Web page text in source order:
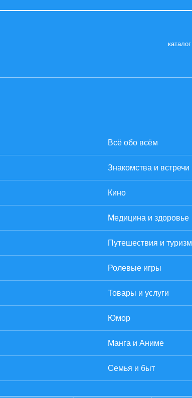
каталог
Всё обо всём
Знакомства и встречи
Кино
Медицина и здоровье
Путешествия и туризм
Ролевые игры
Товары и услуги
Юмор
Манга и Аниме
Семья и быт